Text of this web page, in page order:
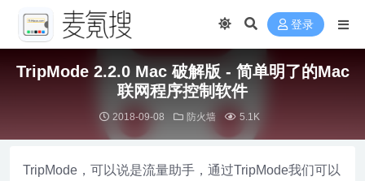
登录
TripMode 2.2.0 Mac 破解版 - 简单明了的Mac
联网程序控制软件
2018-09-08 防火墙 5.1K
TripMode，可以说是流量助手，通过TripMode我们可以